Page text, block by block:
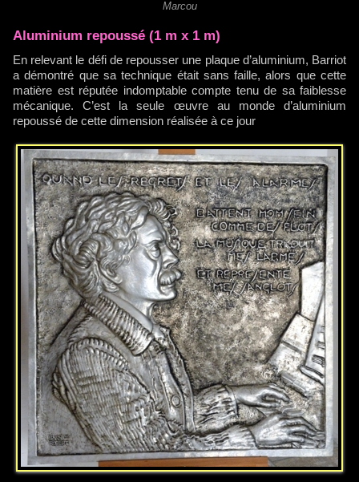
Marcou
Aluminium repoussé (1 m x 1 m)
En relevant le défi de repousser une plaque d’aluminium, Barriot
a démontré que sa technique était sans faille, alors que cette
matière est réputée indomptable compte tenu de sa faiblesse
mécanique. C’est la seule œuvre au monde d’aluminium
repoussé de cette dimension réalisée à ce jour